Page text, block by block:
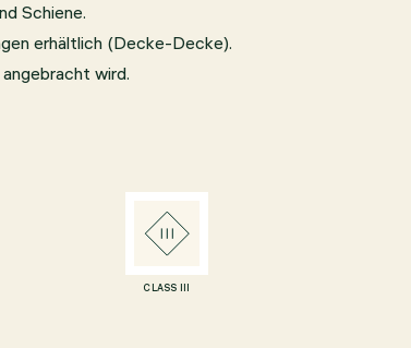
Schiene.
erhältlich (Decke-Decke).
wird.
CLASS III